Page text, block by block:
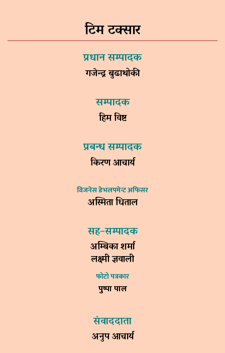
टिम टक्सार
प्रधान सम्पादक
गजेन्द्र बुढाथोकी
सम्पादक
हिम विष्ट
प्रबन्ध सम्पादक
किरण आचार्य
विजनेस डेभलपमेन्ट अफिसर
अस्मिता धिताल
सह–सम्पादक
अम्बिका शर्मा
लक्ष्मी ज्ञवाली
फोटो पत्रकार
पुष्पा पाल
संवाददाता
अनुप आचार्य